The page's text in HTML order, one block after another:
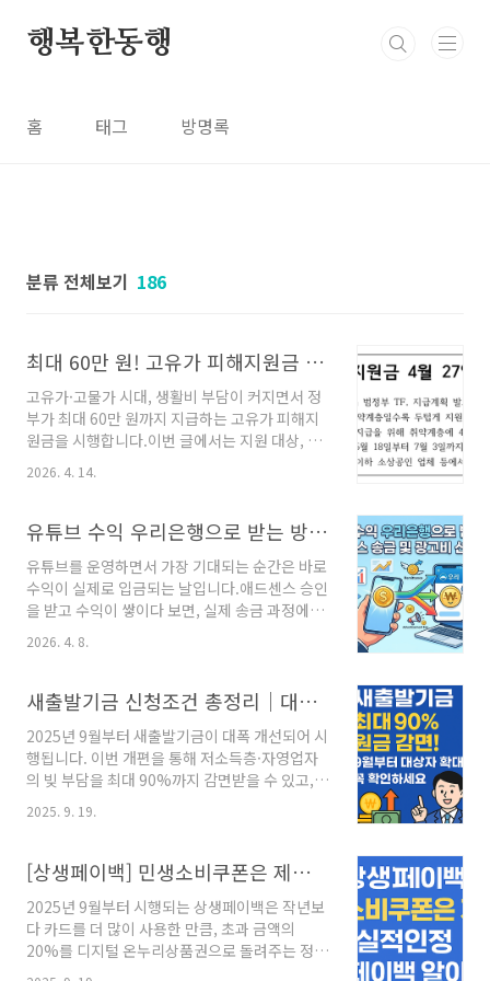
행복한동행
홈 태그 방명록
분류 전체보기 186
최대 60만 원! 고유가 피해지원금 신청방법 총정리 (대상·소득 70% 기준)
고유가·고물가 시대, 생활비 부담이 커지면서 정
부가 최대 60만 원까지 지급하는 고유가 피해지
원금을 시행합니다.이번 글에서는 지원 대상, 소
득 하위 70% 기준, 신청방법까지 한 번에 정리해
드립니다.📌 고유가 피해지원금이란?고유가·고
시행하는 지원 정책입니다.소득 수준에 따라 1인
활수급자: 최대 60만 원차상위·한부모: 최대 50
만 원소득 하위 70%: 10만 원 ~ 25만 원📊 소득
하위 70% 기준 (중요)이번 지원금은 단순 소득
이 아닌 건강보험료 기준으로 대상자를 선정합니
보험료 (직장)1인약 385만 원 이하..
2026. 4. 14.
유튜브 수익 우리은행으로 받는 방법 (애드센스 송금 및 광고비 선택 정리)
유튜브를 운영하면서 가장 기대되는 순간은 바로
수익이 실제로 입금되는 날입니다.애드센스 승인
을 받고 수익이 쌓이다 보면, 실제 송금 과정에서
어떻게 받아야 하는지 궁금해지는 경우가 많습니
다.특히 우리은행으로 외화 송금을 받는 경우, 몇
다소 헷갈릴 수 있습니다.유튜브 수익은 매월 10
로 정산되어 실제 지급이 이루어집니다.이 흐름
을 알고 있으면 입금 시점을 미리 예측할 수 있어
훨씬 편합니다.✔ 우리은행 외화 송금 알림 이후
진행 방법애드센스에서 지급이 완료되면보통 며
수령 절차를 진행할 수 있습니다.전체 과정은 복
잡하지 ..
2026. 4. 8.
새출발기금 신청조건 총정리｜대상자 확인하고 최대 90% 감면 받는 법
2025년 9월부터 새출발기금이 대폭 개선되어 시
행됩니다. 이번 개편을 통해 저소득층·자영업자
의 빚 부담을 최대 90%까지 감면받을 수 있고,
상환 기간도 최대 20년으로 늘어났습니다. 지금
바로 확인해보세요.✅ 새출발기금이란?새출발기
소상공인·자영업자를 위한 정부 채무조정 프로
그램입니다. 거치기간 연장, 이자 인하, 원금 감면
등을 통해 재기를 지원하는 제도입니다.📋 신청
자격 조건✅ 2020년 4월 ~ 2025년 6월 사이 사
업 영위 (휴업·폐업 포함)✅ 부실차주: 3개월 이
2025. 9. 19.
[상생페이백] 민생소비쿠폰은 제외! 실적 인정/제외 사용처 총정리
2025년 9월부터 시행되는 상생페이백은 작년보
다 카드를 더 많이 사용한 만큼, 초과 금액의
20%를 디지털 온누리상품권으로 돌려주는 정부